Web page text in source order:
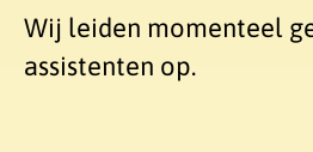
Wij leiden momenteel
assistenten op.